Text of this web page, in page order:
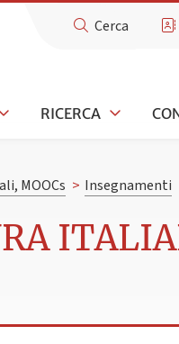
Cerca
RICERCA
MOOCs > Insegnamenti